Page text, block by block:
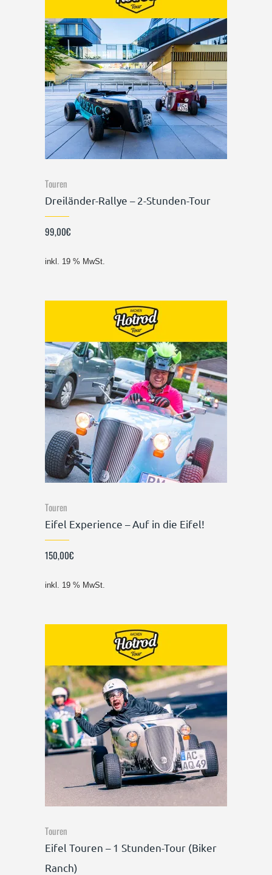
Touren
Dreiländer-Rallye – 2-Stunden-Tour
99,00€
inkl. 19 % MwSt.
Touren
Eifel Experience – Auf in die Eifel!
150,00€
inkl. 19 % MwSt.
Touren
Eifel Touren – 1 Stunden-Tour (Biker
Ranch)